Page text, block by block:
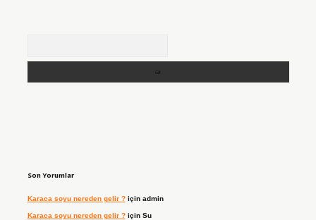
Son Yorumlar
Karaca soyu nereden gelir ?için admin
Karaca soyu nereden gelir ?için Su